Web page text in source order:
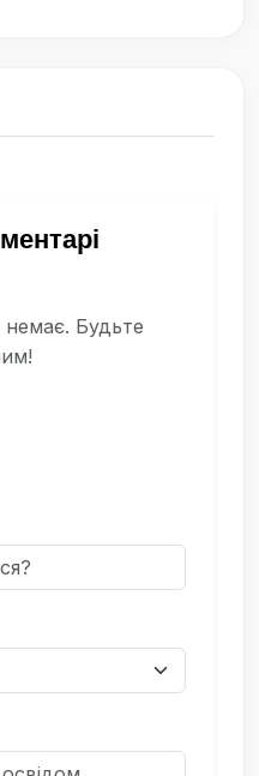
немає. Будьте